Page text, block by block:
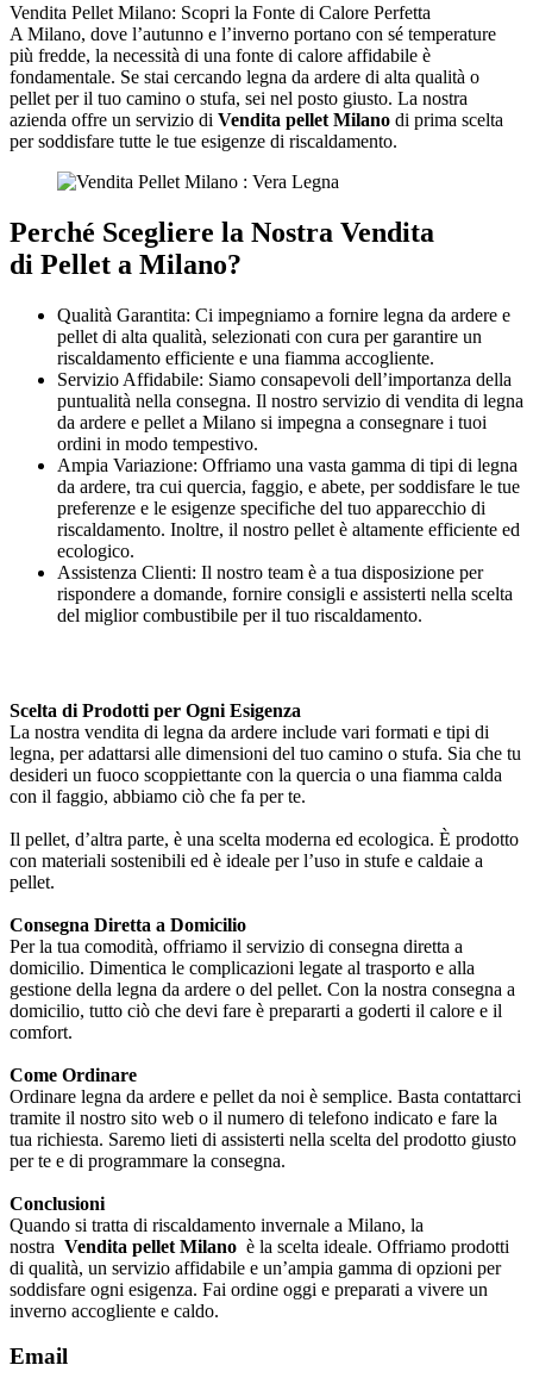
Vendita Pellet Milano: Scopri la Fonte di Calore Perfetta
A Milano, dove l’autunno e l’inverno portano con sé temperature
più fredde, la necessità di una fonte di calore affidabile è
fondamentale. Se stai cercando legna da ardere di alta qualità o
pellet per il tuo camino o stufa, sei nel posto giusto. La nostra
azienda offre un servizio di Vendita pellet Milano di prima scelta
per soddisfare tutte le tue esigenze di riscaldamento.
Perché Scegliere la Nostra Vendita
di Pellet a Milano?
Qualità Garantita: Ci impegniamo a fornire legna da ardere e
pellet di alta qualità, selezionati con cura per garantire un
riscaldamento efficiente e una fiamma accogliente.
Servizio Affidabile: Siamo consapevoli dell’importanza della
puntualità nella consegna. Il nostro servizio di vendita di legna
da ardere e pellet a Milano si impegna a consegnare i tuoi
ordini in modo tempestivo.
Ampia Variazione: Offriamo una vasta gamma di tipi di legna
da ardere, tra cui quercia, faggio, e abete, per soddisfare le tue
preferenze e le esigenze specifiche del tuo apparecchio di
riscaldamento. Inoltre, il nostro pellet è altamente efficiente ed
ecologico.
Assistenza Clienti: Il nostro team è a tua disposizione per
rispondere a domande, fornire consigli e assisterti nella scelta
del miglior combustibile per il tuo riscaldamento.
Scelta di Prodotti per Ogni Esigenza
La nostra vendita di legna da ardere include vari formati e tipi di
legna, per adattarsi alle dimensioni del tuo camino o stufa. Sia che tu
desideri un fuoco scoppiettante con la quercia o una fiamma calda
con il faggio, abbiamo ciò che fa per te.
Il pellet, d’altra parte, è una scelta moderna ed ecologica. È prodotto
con materiali sostenibili ed è ideale per l’uso in stufe e caldaie a
pellet.
Consegna Diretta a Domicilio
Per la tua comodità, offriamo il servizio di consegna diretta a
domicilio. Dimentica le complicazioni legate al trasporto e alla
gestione della legna da ardere o del pellet. Con la nostra consegna a
domicilio, tutto ciò che devi fare è prepararti a goderti il calore e il
comfort.
Come Ordinare
Ordinare legna da ardere e pellet da noi è semplice. Basta contattarci
tramite il nostro sito web o il numero di telefono indicato e fare la
tua richiesta. Saremo lieti di assisterti nella scelta del prodotto giusto
per te e di programmare la consegna.
Conclusioni
Quando si tratta di riscaldamento invernale a Milano, la
nostra Vendita pellet Milano è la scelta ideale. Offriamo prodotti
di qualità, un servizio affidabile e un’ampia gamma di opzioni per
soddisfare ogni esigenza. Fai ordine oggi e preparati a vivere un
inverno accogliente e caldo.
Email